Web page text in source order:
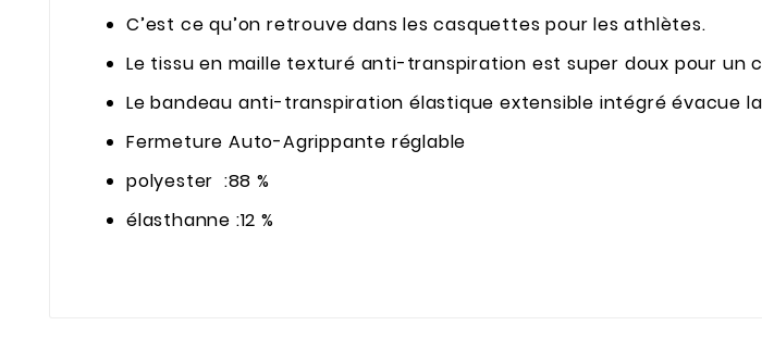
C’est ce qu’on retrouve dans les casquettes pour les athlètes.
Le tissu en maille texturé anti-transpiration est super doux pour un
Le bandeau anti-transpiration élastique extensible intégré évacue
Fermeture Auto-Agrippante réglable
polyester :88 %
élasthanne :12 %